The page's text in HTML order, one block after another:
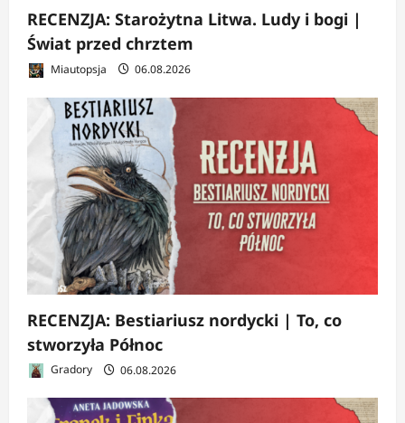
RECENZJA: Starożytna Litwa. Ludy i bogi |
Świat przed chrztem
Miautopsja 06.08.2026
RECENZJA: Bestiariusz nordycki | To, co
stworzyła Północ
Gradory 06.08.2026